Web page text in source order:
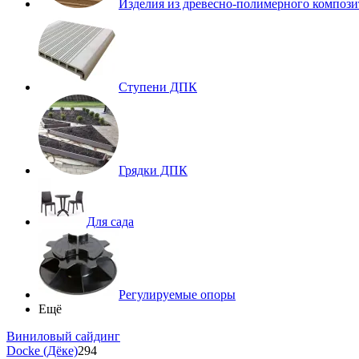
Изделия из древесно-полимерного
Ступени ДПК
Грядки ДПК
Для сада
Регулируемые опоры
Ещё
Виниловый сайдинг
Docke (Дёке)294